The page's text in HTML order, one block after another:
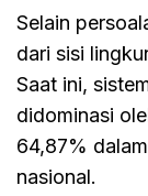
Selain
dari sisi
Saat ini,
didominasi
64,87%
nasional.